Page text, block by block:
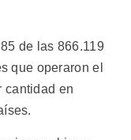
de las 866.119
que operaron el
cantidad en